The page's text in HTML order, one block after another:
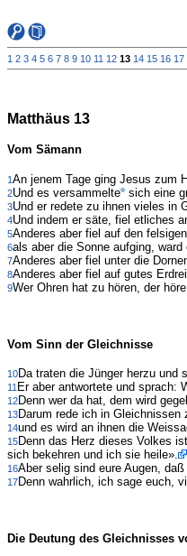
1 2 3 4 5 6 7 8 9 10 11 12 13 14 15 16 17
Matthäus 13
Vom Sämann
1An jenem Tage ging Jesus zum
2Und es versammelte sich eine
3Und er redete zu ihnen vieles in
4Und indem er säte, fiel etliches
5Anderes aber fiel auf den
6als aber die Sonne aufging,
7Anderes aber fiel unter die
8Anderes aber fiel auf gutes
9Wer Ohren hat zu hören, der
Vom Sinn der Gleichnisse
10Da traten die Jünger herzu und
11Er aber antwortete und sprach:
12Denn wer da hat, dem wird
13Darum rede ich in
14und es wird an ihnen die
15Denn das Herz dieses Volkes
sich bekehren und ich sie heile».
16Aber selig sind eure Augen,
17Denn wahrlich, ich sage euch,
Die Deutung des Gleichnisses